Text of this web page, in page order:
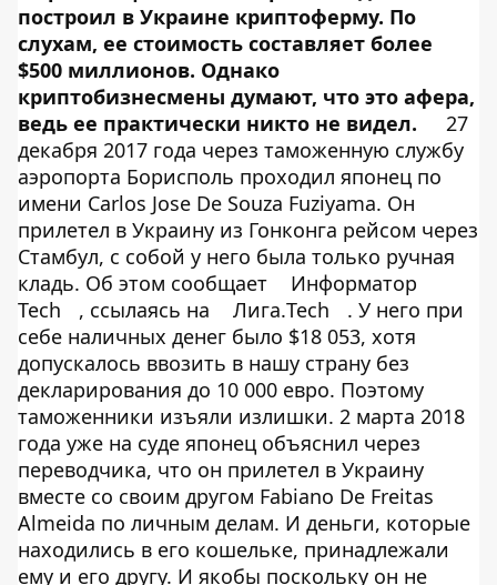
построил в Украине криптоферму. По
слухам, ее стоимость составляет более
$500 миллионов. Однако
криптобизнесмены думают, что это афера,
ведь ее практически никто не видел.
27
декабря 2017 года через таможенную службу
аэропорта Борисполь проходил японец по
имени Carlos Jose De Souza Fuziyama. Он
прилетел в Украину из Гонконга рейсом через
Стамбул, с собой у него была только ручная
кладь. Об этом сообщает
Информатор
Tech
, ссылаясь на Лига.Tech
. У него при
себе наличных денег было $18 053, хотя
допускалось ввозить в нашу страну без
декларирования до 10 000 евро. Поэтому
таможенники изъяли излишки. 2 марта 2018
года уже на суде японец объяснил через
переводчика, что он прилетел в Украину
вместе со своим другом Fabiano De Freitas
Almeida по личным делам. И деньги, которые
находились в его кошельке, принадлежали
ему и его другу. И якобы поскольку он не